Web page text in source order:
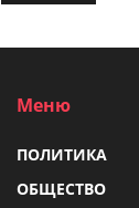
Меню
ПОЛИТИКА
ОБЩЕСТВО